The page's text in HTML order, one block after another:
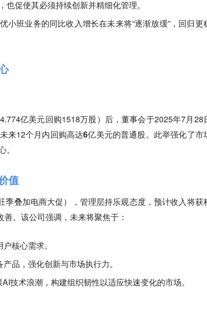
促使其必须持续创新并精细化管理。
小班业务的同比收入增长在未来将“逐渐放缓”，回归更
亿美元回购1518万股）后，董事会于2025年7月28
来12个月内回购高达6亿美元的普通股。此举强化了市
值
季叠加电商大促），管理层持乐观态度，预计收入将获
。该公司强调，未来将聚焦于：
户核心需求。
产品 ，强化创新与市场执行力。
AI技术浪潮，构建组织韧性以适应快速变化的市场。